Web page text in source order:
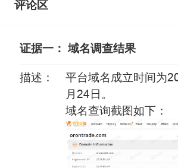
评论区
证据一： 域名调查结果
描述：
平台域名成立时间为
月24日。
域名查询截图如下：